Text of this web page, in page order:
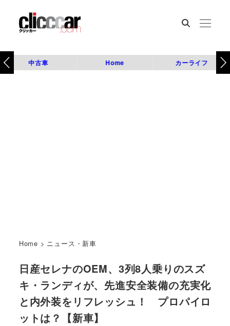
中古車 Home カーライフ
Home > ニュース・新車
日産セレナのOEM、3列8人乗りのスズ
キ・ランディが、先進安全装備の充実化
と内外装をリフレッシュ！ プロパイロ
ットは？【新車】